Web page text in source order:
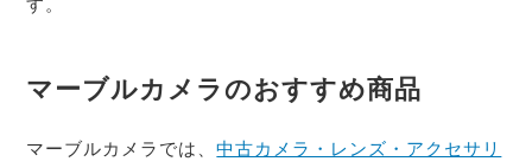
す。
マーブルカメラのおすすめ商品
マーブルカメラでは、中古カメラ・レンズ・アクセサリ